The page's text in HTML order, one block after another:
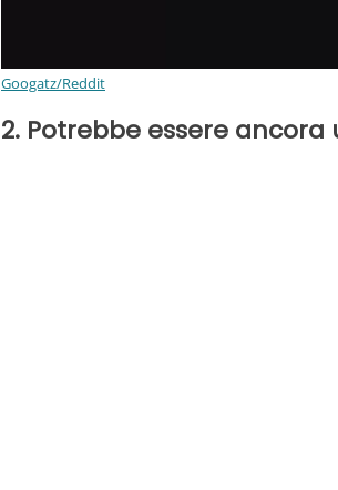
Googatz/Reddit
2. Potrebbe essere